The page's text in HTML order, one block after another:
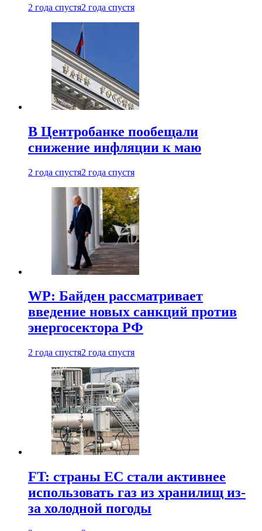
2 года спустя2 года спустя
В Центробанке пообещали
снижение инфляции к маю
2 года спустя2 года спустя
WP: Байден рассматривает
введение новых санкций против
энергосектора РФ
2 года спустя2 года спустя
FT: страны ЕС стали активнее
использовать газ из хранилищ из-
за холодной погоды